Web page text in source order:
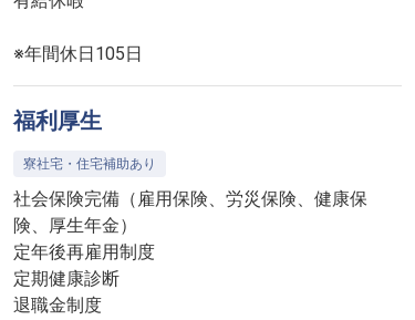
※年間休日105日
福利厚生
寮社宅・住宅補助あり
社会保険完備（雇用保険、労災保険、健康保
険、厚生年金）
定年後再雇用制度
定期健康診断
退職金制度